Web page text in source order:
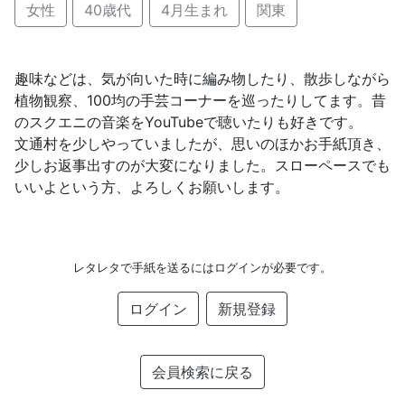
女性 40歳代 4月生まれ 関東
趣味などは、気が向いた時に編み物したり、散歩しながら
植物観察、100均の手芸コーナーを巡ったりしてます。昔
のスクエニの音楽をYouTubeで聴いたりも好きです。
文通村を少しやっていましたが、思いのほかお手紙頂き、
少しお返事出すのが大変になりました。スローペースでも
いいよという方、よろしくお願いします。
レタレタで手紙を送るにはログインが必要です。
ログイン 新規登録
会員検索に戻る